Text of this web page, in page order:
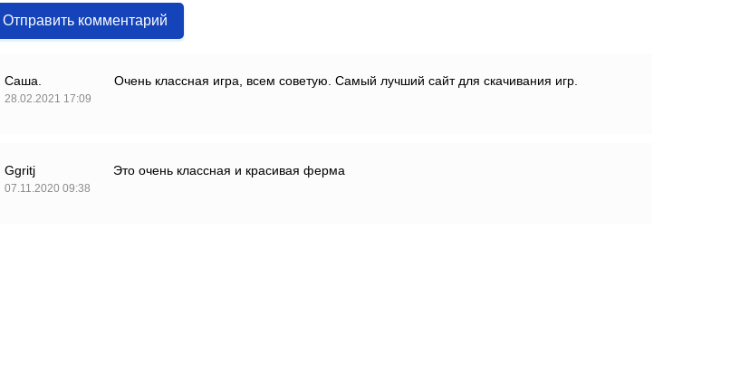
Отправить комментарий
Саша.
28.02.2021 17:09
Очень классная игра, всем советую. Самый лучший сайт для скачивания игр.
Ggritj
07.11.2020 09:38
Это очень классная и красивая ферма